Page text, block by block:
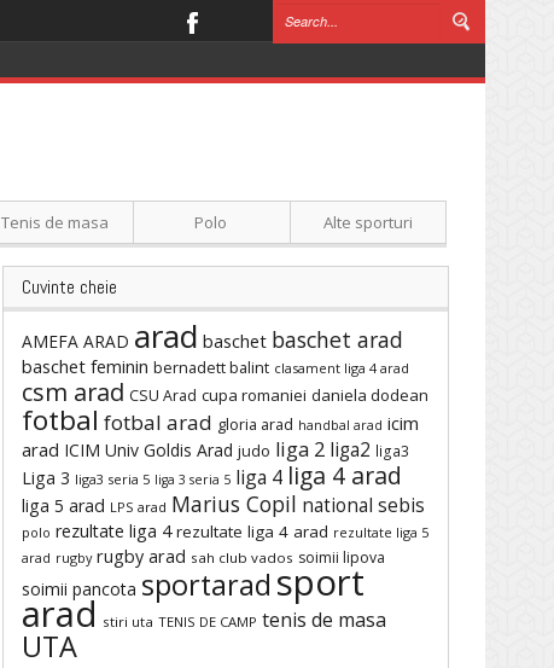
Tenis de masa Polo Alte sporturi
Cuvinte cheie
AMEFA ARAD arad baschet baschet arad
baschet feminin bernadett balint clasament liga 4 arad
csm arad CSU Arad cupa romaniei daniela dodean
fotbal fotbal arad gloria arad handbal arad icim
arad ICIM Univ Goldis Arad judo liga 2 liga2 liga3
Liga 3 liga3 seria 5 liga 3 seria 5 liga 4 liga 4 arad
liga 5 arad LPS arad Marius Copil national sebis
polo rezultate liga 4 rezultate liga 4 arad rezultate liga 5
arad rugby rugby arad sah club vados soimii lipova
soimii pancota sportarad sport
arad stiri uta TENIS DE CAMP tenis de masa
UTA